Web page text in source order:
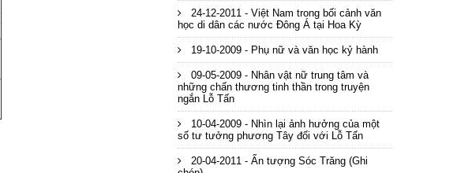
24-12-2011 - Việt Nam trong bối cảnh văn
học di dân các nước Đông Á tại Hoa Kỳ
19-10-2009 - Phụ nữ và văn học kỷ hành
09-05-2009 - Nhân vật nữ trung tâm và
những chấn thương tinh thần trong truyện
ngắn Lỗ Tấn
10-04-2009 - Nhìn lại ảnh hưởng của một
số tư tưởng phương Tây đối với Lỗ Tấn
20-04-2011 - Ấn tượng Sóc Trăng (Ghi